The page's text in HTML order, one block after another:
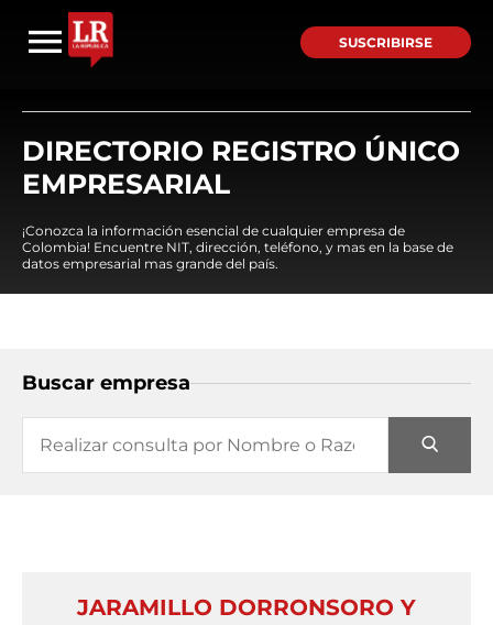
SUSCRIBIRSE
DIRECTORIO REGISTRO ÚNICO
EMPRESARIAL
¡Conozca la información esencial de cualquier empresa de
Colombia! Encuentre NIT, dirección, teléfono, y mas en la base de
datos empresarial mas grande del país.
Buscar empresa
JARAMILLO DORRONSORO Y